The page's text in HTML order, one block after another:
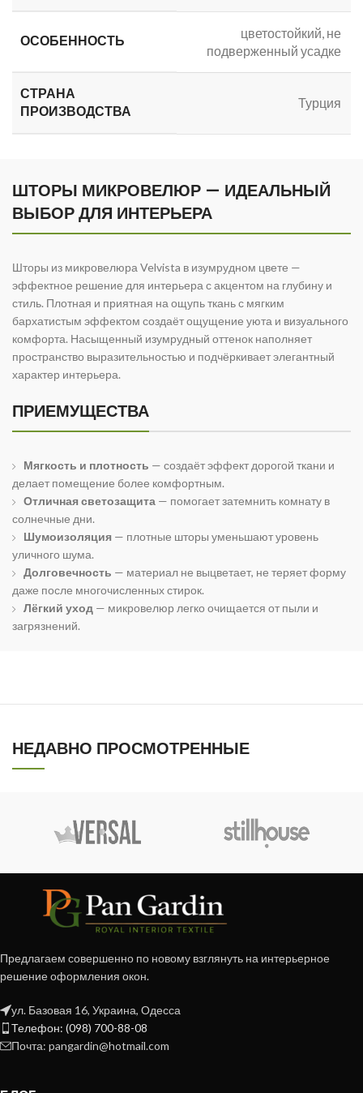
ОСОБЕННОСТЬ
цветостойкий, не
подверженный усадке
СТРАНА
ПРОИЗВОДСТВА
Турция
ШТОРЫ МИКРОВЕЛЮР — ИДЕАЛЬНЫЙ
ВЫБОР ДЛЯ ИНТЕРЬЕРА
Шторы из микровелюра Velvista в изумрудном цвете —
эффектное решение для интерьера с акцентом на глубину и
стиль. Плотная и приятная на ощупь ткань с мягким
бархатистым эффектом создаёт ощущение уюта и визуального
комфорта. Насыщенный изумрудный оттенок наполняет
пространство выразительностью и подчёркивает элегантный
характер интерьера.
ПРИЕМУЩЕСТВА
Мягкость и плотность — создаёт эффект дорогой ткани и
делает помещение более комфортным.
Отличная светозащита — помогает затемнить комнату в
солнечные дни.
Шумоизоляция — плотные шторы уменьшают уровень
уличного шума.
Долговечность — материал не выцветает, не теряет форму
даже после многочисленных стирок.
Лёгкий уход — микровелюр легко очищается от пыли и
загрязнений.
НЕДАВНО ПРОСМОТРЕННЫЕ
Предлагаем совершенно по новому взглянуть на интерьерное
решение оформления окон.
ул. Базовая 16, Украина, Одесса
Телефон: (098) 700-88-08
Почта: pangardin@hotmail.com